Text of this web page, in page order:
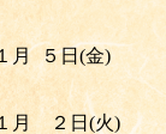
月 ５日(金)
２日(火)